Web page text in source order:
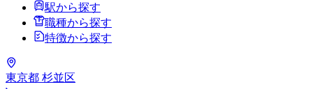
駅から探す
職種から探す
特徴から探す
東京都 杉並区